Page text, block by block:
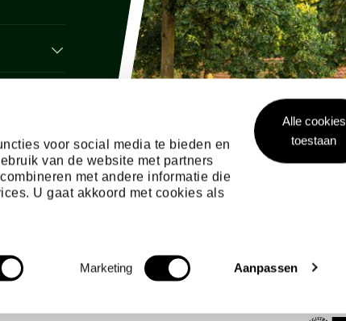
voor social media te bieden en
van de website met partners
met andere informatie die
U gaat akkoord met cookies als
Marketing Aanpassen
Alle cookies
toestaan